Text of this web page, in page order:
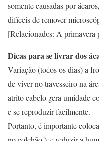
somente causadas por
difíceis de remover
[Relacionados: A primavera
Dicas para se livrar dos
Variação (todos os dias) a
de viver no travesseiro na
atrito cabelo gera umidade
e se reproduzir facilmente.
Portanto, é importante